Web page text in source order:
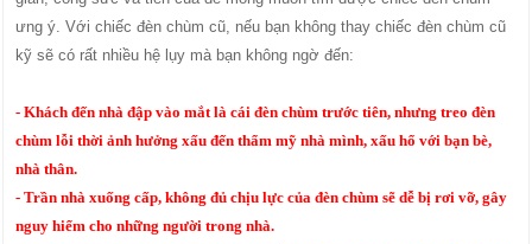
ưng ý. Với chiếc đèn chùm cũ, nếu bạn không thay chiếc đèn chùm cũ
kỹ sẽ có rất nhiều hệ lụy mà bạn không ngờ đến:
- Khách đến nhà đập vào mắt là cái đèn chùm trước tiên, nhưng treo đèn
chùm lỗi thời ảnh hưởng xấu đến thẩm mỹ nhà mình, xấu hổ với bạn bè,
nhà thân.
- Trần nhà xuống cấp, không đủ chịu lực của đèn chùm sẽ dễ bị rơi vỡ, gây
nguy hiểm cho những người trong nhà.